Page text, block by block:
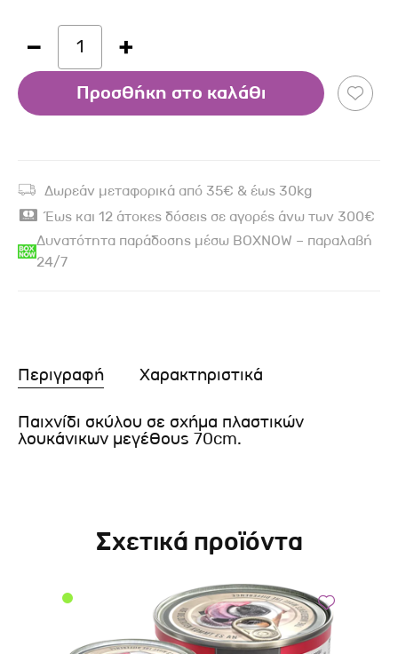
1
Προσθήκη στο καλάθι
Δωρεάν μεταφορικά από 35€ & έως 30kg
Έως και 12 άτοκες δόσεις σε αγορές άνω των 300€
Δυνατότητα παράδοσης μέσω BOXNOW – παραλαβή
24/7
Περιγραφή Χαρακτηριστικά
Παιχνίδι σκύλου σε σχήμα πλαστικών
λουκάνικων μεγέθους 70cm.
Σχετικά προϊόντα